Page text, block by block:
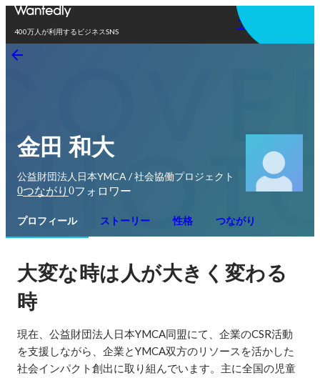
400万人が利用するビジネスSNS
アプリを使う
金田 和大
公益財団法人日本YMCA / 社会協働プロジェクト
0つながり 0フォロワー
プロフィール ストーリー 性格 つながり
大変な時は人が大きく変わる
時
現在、公益財団法人日本YMCA同盟にて、企業のCSR活動
を支援しながら、企業とYMCA双方のリソースを活かした
社会インパクト創出に取り組んでいます。主に全国の児童